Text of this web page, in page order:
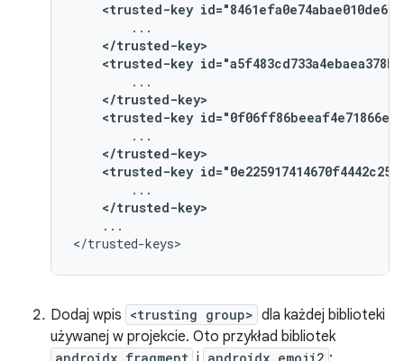
<trusted-key
</trusted-key>
<trusted-key
</trusted-key>
<trusted-key
</trusted-key>
<trusted-key
</trusted-key>
...
Dodaj wpis <trusting group> dla każdej biblioteki
używanej w projekcie. Oto przykład bibliotek